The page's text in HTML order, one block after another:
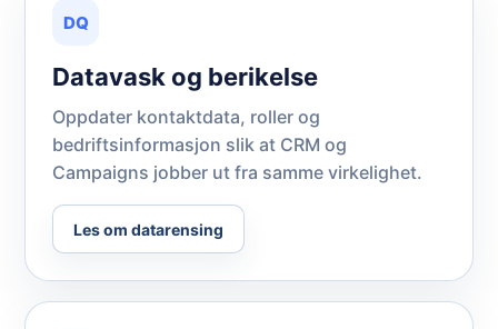
DQ
Datavask og berikelse
Oppdater kontaktdata, roller og
bedriftsinformasjon slik at CRM og
Campaigns jobber ut fra samme virkelighet.
Les om datarensing